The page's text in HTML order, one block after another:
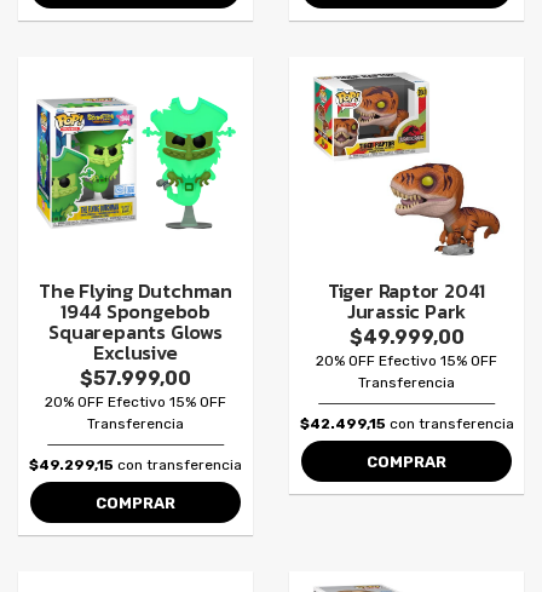
The Flying Dutchman
1944 Spongebob
Squarepants Glows
Exclusive
$57.999,00
20% OFF Efectivo 15% OFF
Transferencia
$49.299,15 con transferencia
COMPRAR
Tiger Raptor 2041
Jurassic Park
$49.999,00
20% OFF Efectivo 15% OFF
Transferencia
$42.499,15 con transferencia
COMPRAR